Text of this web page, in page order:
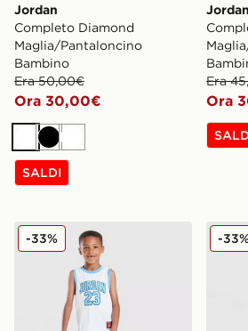
Jordan
Completo Diamond
Maglia/Pantaloncino
Bambino
Era 50,00€
Ora 30,00€
Bianco
NeroBianco
SALDI
Jordan
Era
Ora
Jordan 23 Jersey/Shorts Set
-33% -